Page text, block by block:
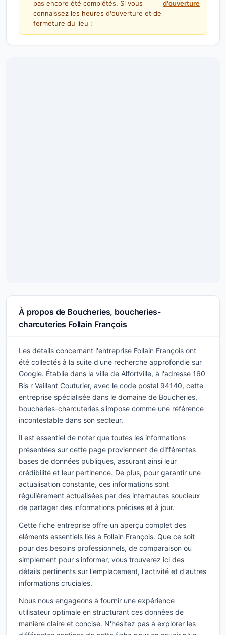
pas encore été complétés. Si vous
connaissez les heures d'ouverture et de
fermeture du lieu :
d'ouverture
À propos de Boucheries, boucheries-
charcuteries Follain François
Les détails concernant l'entreprise Follain François ont
été collectés à la suite d'une recherche approfondie sur
Google. Établie dans la ville de Alfortville, à l'adresse 160
Bis r Vaillant Couturier, avec le code postal 94140, cette
entreprise spécialisée dans le domaine de Boucheries,
boucheries-charcuteries s'impose comme une référence
incontestable dans son secteur.
Il est essentiel de noter que toutes les informations
présentées sur cette page proviennent de différentes
bases de données publiques, assurant ainsi leur
crédibilité et leur pertinence. De plus, pour garantir une
actualisation constante, ces informations sont
régulièrement actualisées par des internautes soucieux
de partager des informations précises et à jour.
Cette fiche entreprise offre un aperçu complet des
éléments essentiels liés à Follain François. Que ce soit
pour des besoins professionnels, de comparaison ou
simplement pour s'informer, vous trouverez ici des
détails pertinents sur l'emplacement, l'activité et d'autres
informations cruciales.
Nous nous engageons à fournir une expérience
utilisateur optimale en structurant ces données de
manière claire et concise. N'hésitez pas à explorer les